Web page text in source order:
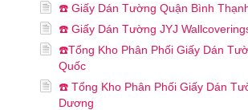
☎️ Giấy Dán Tường Quận Bình
☎️ Giấy Dán Tường JYJ
☎️Tổng Kho Phân Phối Giấy Dán
Quốc
☎️ Tổng Kho Phân Phối Giấy Dán
Dương